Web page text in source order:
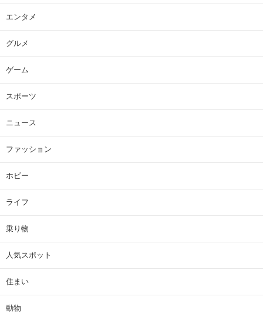
エンタメ
グルメ
ゲーム
スポーツ
ニュース
ファッション
ホビー
ライフ
乗り物
人気スポット
住まい
動物